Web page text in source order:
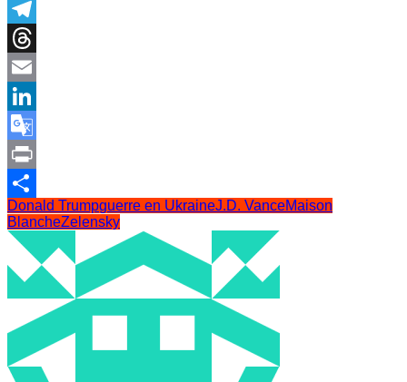
Facebook
Telegram
Threads
Email
LinkedIn
Google
Translate
Print
Partager
Donald Trumpguerre en UkraineJ.D. VanceMaison
BlancheZelensky